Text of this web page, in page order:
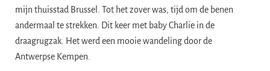
mijn thuisstad Brussel. Tot het zover was, tijd om de benen
andermaal te strekken. Dit keer met baby Charlie in de
draagrugzak. Het werd een mooie wandeling door de
Antwerpse Kempen.